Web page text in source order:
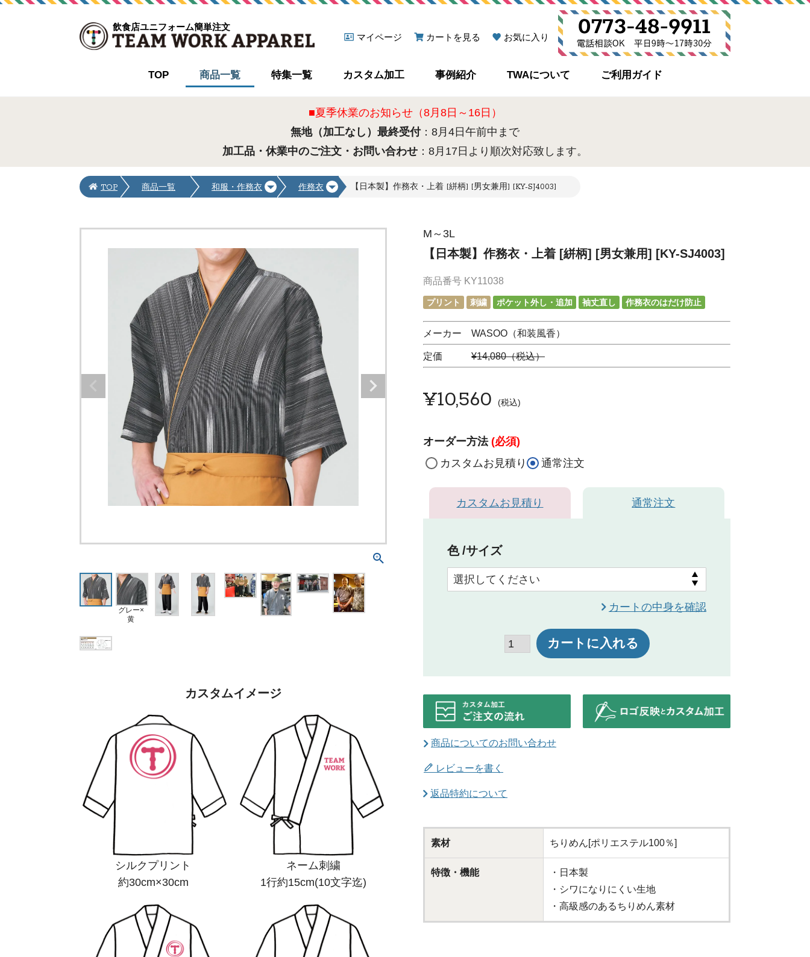
飲食店ユニフォーム簡単注文
マイページ
カートを見る お気に入り
TOP 商品一覧 特集一覧 カスタム加工 事例紹介 TWAについて ご利用ガイド
■夏季休業のお知らせ（8月8日～16日）
無地（加工なし）最終受付：8月4日午前中まで
加工品・休業中のご注文・お問い合わせ ：8月17日より順次対応致します。
TOP 商品一覧 和服・作務衣 作務衣 【日本製】作務衣・上着 [絣柄] [男女兼用] [KY-SJ4003]
M～3L
【日本製】作務衣・上着 [絣柄] [男女兼用] [KY-SJ4003]
商品番号 KY11038
グレー×
黄
プリント 刺繍 ポケット外し・追加 袖丈直し 作務衣のはだけ防止
メーカー WASOO（和装風香）
定価 ¥14,080（税込）
¥10,560 税込
オーダー方法 (必須)
カスタムお見積り
通常注文
カスタムお見積り 通常注文
色 サイズ
カートの中身を確認
カートに入れる
商品についてのお問い合わせ
レビューを書く
返品特約について
素材 ちりめん[ポリエステル100％]
特徴・機能
・日本製
・シワになりにくい生地
・高級感のあるちりめん素材
カスタムイメージ
シルクプリント
約30cm×30cm
ネーム刺繍
1行約15cm(10文字迄)